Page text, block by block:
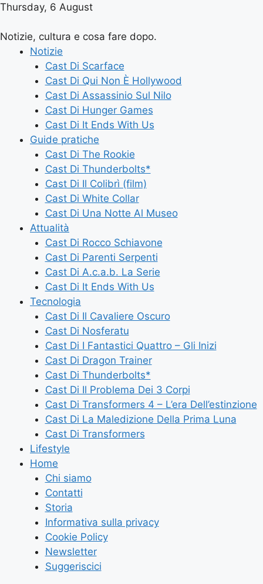
Thursday, 6 August
Notizie, cultura e cosa fare dopo.
Notizie
Cast Di Scarface
Cast Di Qui Non È Hollywood
Cast Di Assassinio Sul Nilo
Cast Di Hunger Games
Cast Di It Ends With Us
Guide pratiche
Cast Di The Rookie
Cast Di Thunderbolts*
Cast Di Il Colibrì (film)
Cast Di White Collar
Cast Di Una Notte Al Museo
Attualità
Cast Di Rocco Schiavone
Cast Di Parenti Serpenti
Cast Di A.c.a.b. La Serie
Cast Di It Ends With Us
Tecnologia
Cast Di Il Cavaliere Oscuro
Cast Di Nosferatu
Cast Di I Fantastici Quattro – Gli Inizi
Cast Di Dragon Trainer
Cast Di Thunderbolts*
Cast Di Il Problema Dei 3 Corpi
Cast Di Transformers 4 – L’era Dell’estinzione
Cast Di La Maledizione Della Prima Luna
Cast Di Transformers
Lifestyle
Home
Chi siamo
Contatti
Storia
Informativa sulla privacy
Cookie Policy
Newsletter
Suggeriscici